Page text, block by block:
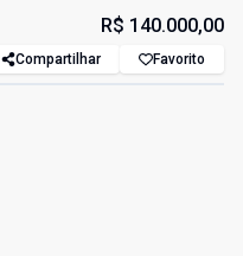
R$ 140.000,00
Compartilhar Favorito